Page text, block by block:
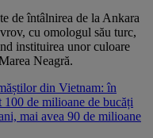
de întâlnirea de la Ankara
cu omologul său turc,
instituirea unor culoare
Neagră.
din Vietnam: în
de milioane de bucăți
mai avea 90 de milioane